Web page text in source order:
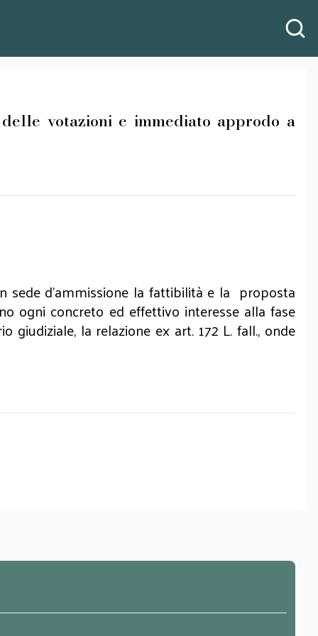
votazioni e immediato approdo a
sede d’ammissione la fattibilità e la proposta
ogni concreto ed effettivo interesse alla fase
la relazione ex art. 172 L. fall., onde